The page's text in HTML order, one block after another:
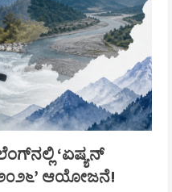
‘ಏಷ್ಯನ್
ಆಯೋಜನೆ!